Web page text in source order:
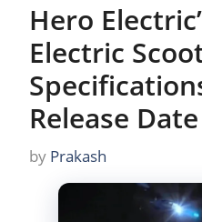
Hero
Electric
Release Date
by Prakash